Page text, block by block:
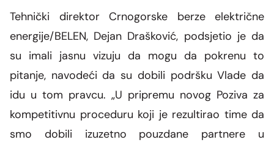
Tehnički direktor Crnogorske berze električne
energije/BELEN, Dejan Drašković, podsjetio je da
su imali jasnu vizuju da mogu da pokrenu to
pitanje, navodeći da su dobili podršku Vlade da
idu u tom pravcu. „U pripremu novog Poziva za
kompetitivnu proceduru koji je rezultirao time da
smo dobili izuzetno pouzdane partnere u